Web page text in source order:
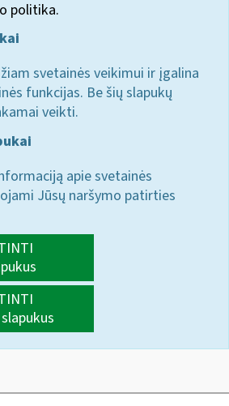
politika.
svetainės veikimui ir įgalina
funkcijas. Be šių slapukų
veikti.
apie svetainės
Jūsų naršymo patirties